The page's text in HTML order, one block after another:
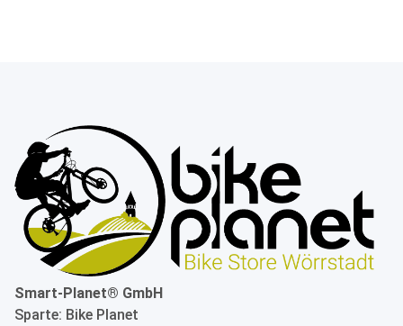
Smart-Planet® GmbH
Sparte: Bike Planet